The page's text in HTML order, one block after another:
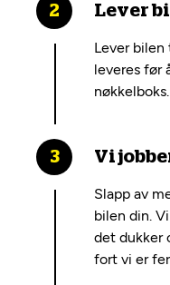
Lever
Lever
leveres før
nøkkelboks.
Vi
Slapp av
bilen din.
det dukker
fort vi er